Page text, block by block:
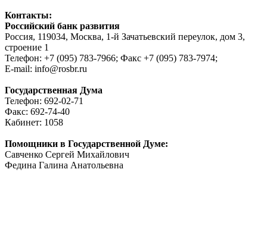
Контакты:
Российский банк развития
Россия, 119034, Москва, 1-й Зачатьевский переулок, дом 3,
строение 1
Телефон: +7 (095) 783-7966; Факс +7 (095) 783-7974;
E-mail: info@rosbr.ru
Государственная Дума
Телефон: 692-02-71
Факс: 692-74-40
Кабинет: 1058
Помощники в Государственной Думе:
Савченко Сергей Михайлович
Федина Галина Анатольевна